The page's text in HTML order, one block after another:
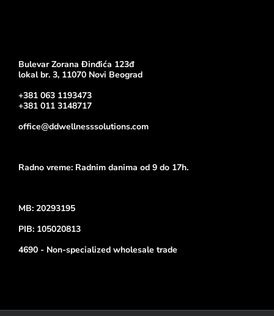
Bulevar Zorana Đinđića 123đ
lokal br. 3, 11070 Novi Beograd
+381 063 1193473
+381 011 3148717
office@ddwellnesssolutions.com
Radno vreme: Radnim danima od 9 do 17h.
MB: 20293195
PIB: 105020813
4690 - Non-specialized wholesale trade